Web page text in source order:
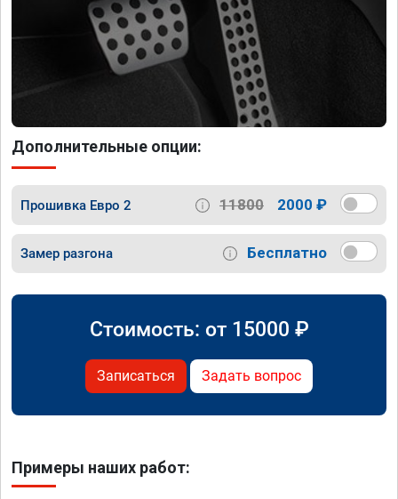
Дополнительные опции:
Прошивка Евро 2 11800 2000 ₽
Замер разгона Бесплатно
Стоимость: от 15000 ₽
Записаться Задать вопрос
Примеры наших работ: